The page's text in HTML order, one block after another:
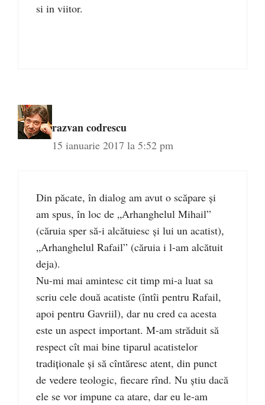
si in viitor.
razvan codrescu
15 ianuarie 2017 la 5:52 pm
Din păcate, în dialog am avut o scăpare și
am spus, în loc de „Arhanghelul Mihail”
(căruia sper să-i alcătuiesc și lui un acatist),
„Arhanghelul Rafail” (căruia i l-am alcătuit
deja).
Nu-mi mai amintesc cit timp mi-a luat sa
scriu cele două acatiste (întîi pentru Rafail,
apoi pentru Gavriil), dar nu cred ca acesta
este un aspect important. M-am străduit să
respect cît mai bine tiparul acatistelor
tradiționale și să cîntăresc atent, din punct
de vedere teologic, fiecare rînd. Nu știu dacă
ele se vor impune ca atare, dar eu le-am